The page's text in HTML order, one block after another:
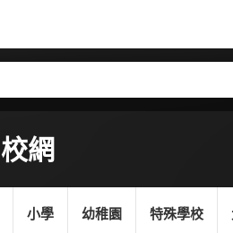
校網
小學 幼稚園 特殊學校